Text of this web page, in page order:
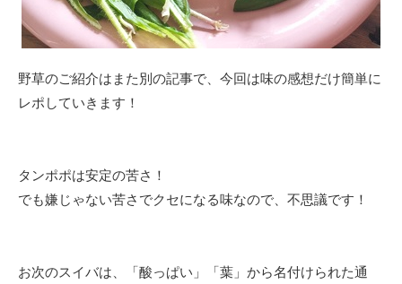
野草のご紹介はまた別の記事で、今回は味の感想だけ簡単に
レポしていきます！
タンポポは安定の苦さ！
でも嫌じゃない苦さでクセになる味なので、不思議です！
お次のスイバは、「酸っぱい」「葉」から名付けられた通